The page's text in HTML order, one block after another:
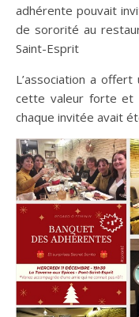
adhérente pouvait
de sororité au
Saint-Esprit
L’association a
cette valeur forte et
chaque invitée avait